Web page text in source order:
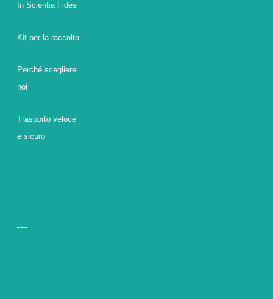
In Scientia Fides
Kit per la raccolta
Perché scegliere
noi
Trasporto veloce
e sicuro